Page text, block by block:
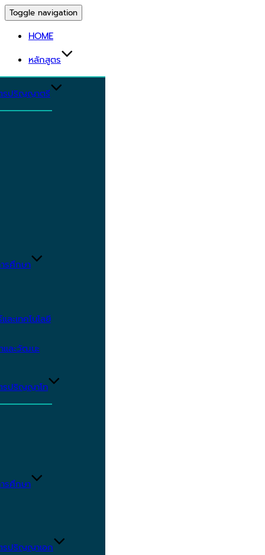
Toggle navigation
HOME
หลักสูตร
รปริญญาตรี
รศึกษา
ะเทคโนโลยี
และวัฒนะ
รปริญญาโท
รศึกษา
รปริญญาเอก